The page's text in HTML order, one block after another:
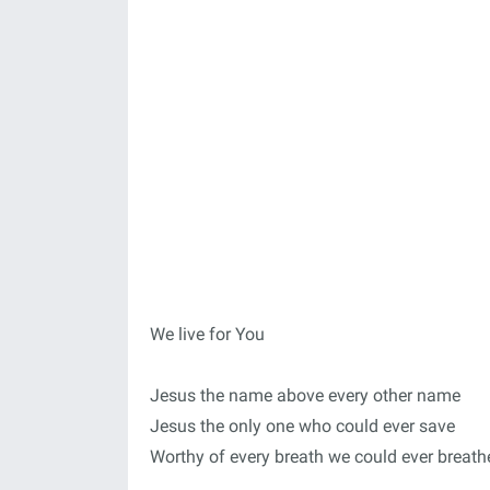
We live for You
Jesus the name above every other name
Jesus the only one who could ever save
Worthy of every breath we could ever